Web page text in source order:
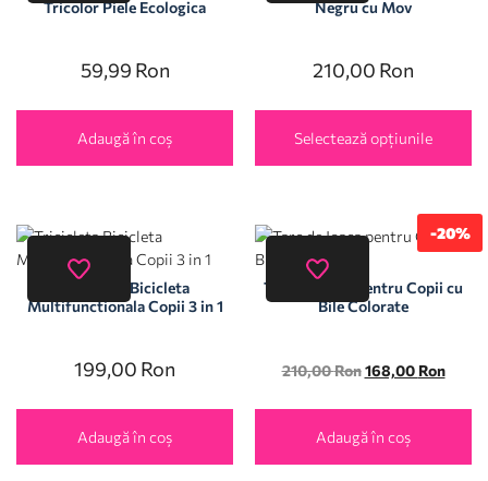
Tricolor Piele Ecologica
59,99 Ron
Adaugă în coș
Negru cu Mov
210,00 Ron
Selectează opțiunile
Tricicleta Bicicleta
Multifunctionala Copii 3 in 1
199,00 Ron
Adaugă în coș
-20%
Tarc de Joaca pentru Copii cu
Bile Colorate
210,00Ron 168,00 Ron
Adaugă în coș